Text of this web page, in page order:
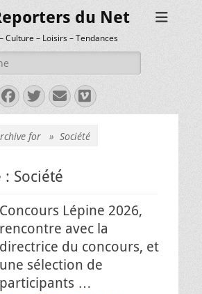
du Net
Culture – Loisirs – Tendances
:
Facebook
Twitter
E-
mail
Vimeo
for » Société
: Société
Concours Lépine 2026,
rencontre avec la
directrice du concours, et
une sélection de
participants …